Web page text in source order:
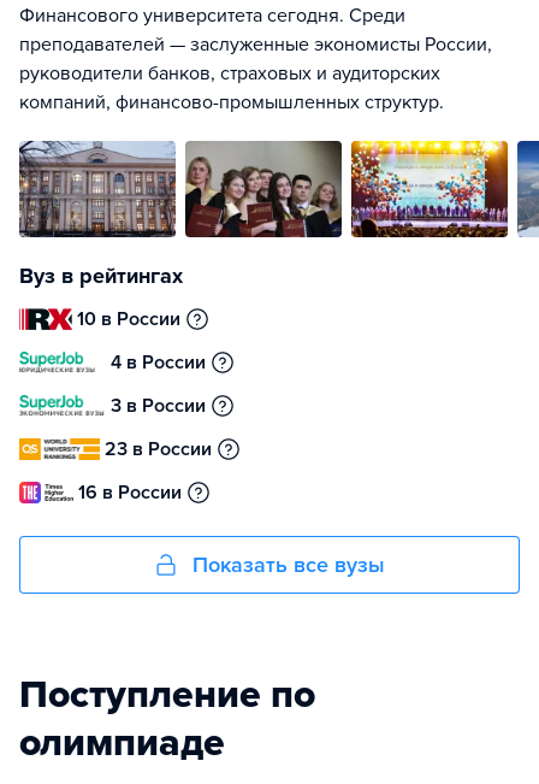
Финансового университета сегодня. Среди
преподавателей — заслуженные экономисты России,
руководители банков, страховых и аудиторских
компаний, финансово-промышленных структур.
Вуз в рейтингах
10 в России
4 в России
3 в России
23 в России
16 в России
Показать все вузы
Поступление по
олимпиаде